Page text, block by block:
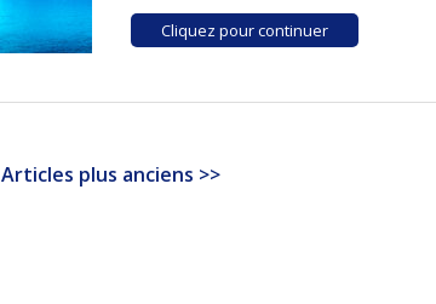
Cliquez pour continuer
Articles plus anciens >>